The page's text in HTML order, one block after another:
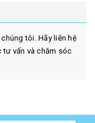
tôi. Hãy liên hệ
vấn và chăm sóc